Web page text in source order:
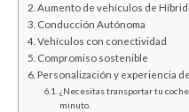
Aumento de vehículos de
Conducción Autónoma
Vehículos con conectividad
Compromiso sostenible
Personalización y experiencia
¿Necesitas transportar tu
minuto.